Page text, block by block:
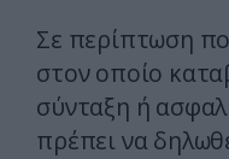
Σε περίπτωση
στον οποίο
σύνταξη ή
πρέπει να